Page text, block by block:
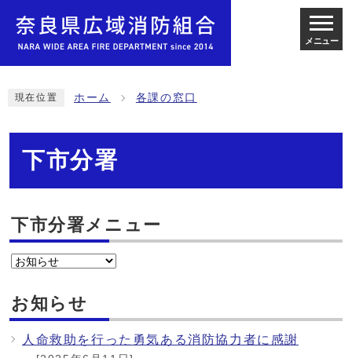
メニュー
現在位置 ホーム 各課の窓口
下市分署
下市分署メニュー
お知らせ
人命救助を行った勇気ある消防協力者に感謝